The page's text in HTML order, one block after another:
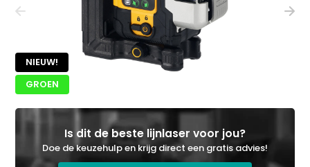
GROEN
NIEUW!
Is dit de beste lijnlaser voor jou?
Doe de keuzehulp en krijg direct een gratis advies!